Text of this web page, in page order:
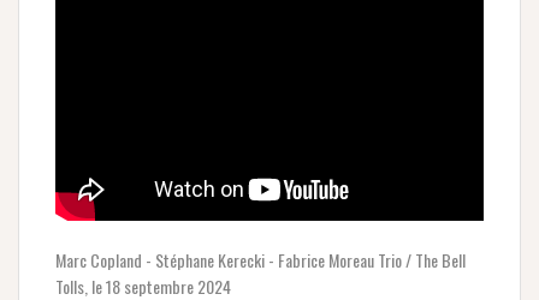
Marc Copland - Stéphane Kerecki - Fabrice Moreau Trio / The Bell
Tolls, le 18 septembre 2024